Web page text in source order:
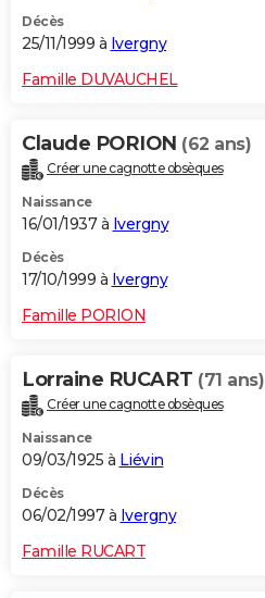
Décès
25/11/1999 à Ivergny
Famille DUVAUCHEL
Claude PORION (62 ans)
Créer une cagnotte obsèques
Naissance
16/01/1937 à Ivergny
Décès
17/10/1999 à Ivergny
Famille PORION
Lorraine RUCART (71 ans)
Créer une cagnotte obsèques
Naissance
09/03/1925 à Liévin
Décès
06/02/1997 à Ivergny
Famille RUCART